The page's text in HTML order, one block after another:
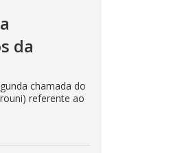
da
chamada do
referente ao